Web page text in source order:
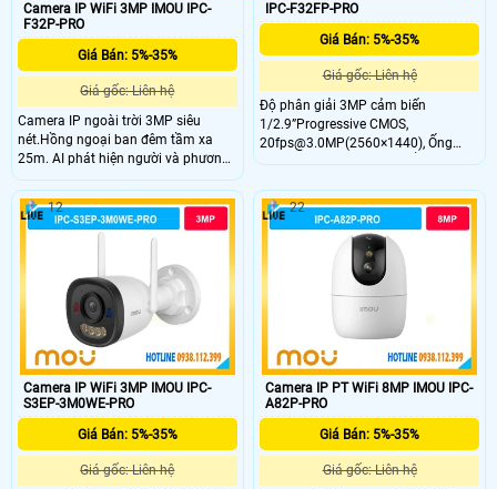
Camera IP WiFi 3MP IMOU IPC-
F32P-PRO
Giá Bán: 5%-35%
Giá gốc: Liên hệ
Camera IP ngoài trời 3MP siêu
nét.Hồng ngoại ban đêm tầm xa
25m. AI phát hiện người và phương
tiện thông minh.Cảnh báo đèn đỏ –
xanh tăng tính răn đe.
IPC-F32FP-PRO
Giá Bán: 5%-35%
Giá gốc: Liên hệ
Độ phân giải 3MP cảm biến
1/2.9”Progressive CMOS,
20fps@3.0MP(2560×1440), Ống
kính cố định 2.8mm, Chuẩn nén
chống ngược sáng HDR Tích hợp
mic,Hỗ trợ công nghệ thông minh:
Phát hiện chuyển động, phát hiện
con người. Hỗ trợ khe cắm thẻ nhớ
Micro SD lên đến 512GB
Camera IP WiFi 3MP IMOU IPC-
S3EP-3M0WE-PRO
Giá Bán: 5%-35%
Giá gốc: Liên hệ
12
Camera IP PT WiFi 8MP IMOU IPC-
A82P-PRO
Giá Bán: 5%-35%
Giá gốc: Liên hệ
22